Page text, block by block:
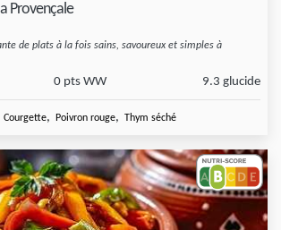
Provençale
de plats à la fois sains, savoureux et simples à
0 pts WW 9.3 glucide
Courgette, Poivron rouge, Thym séché